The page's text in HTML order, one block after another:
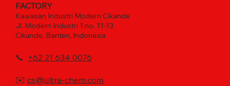
FACTORY
Kawasan Industri Modern Cikande
Jl. Modern Industri 1 no. 11-13
Cikande, Banten, Indonesia
📞 +62 21 634 0076
✉️ cs@ultra-chem.com